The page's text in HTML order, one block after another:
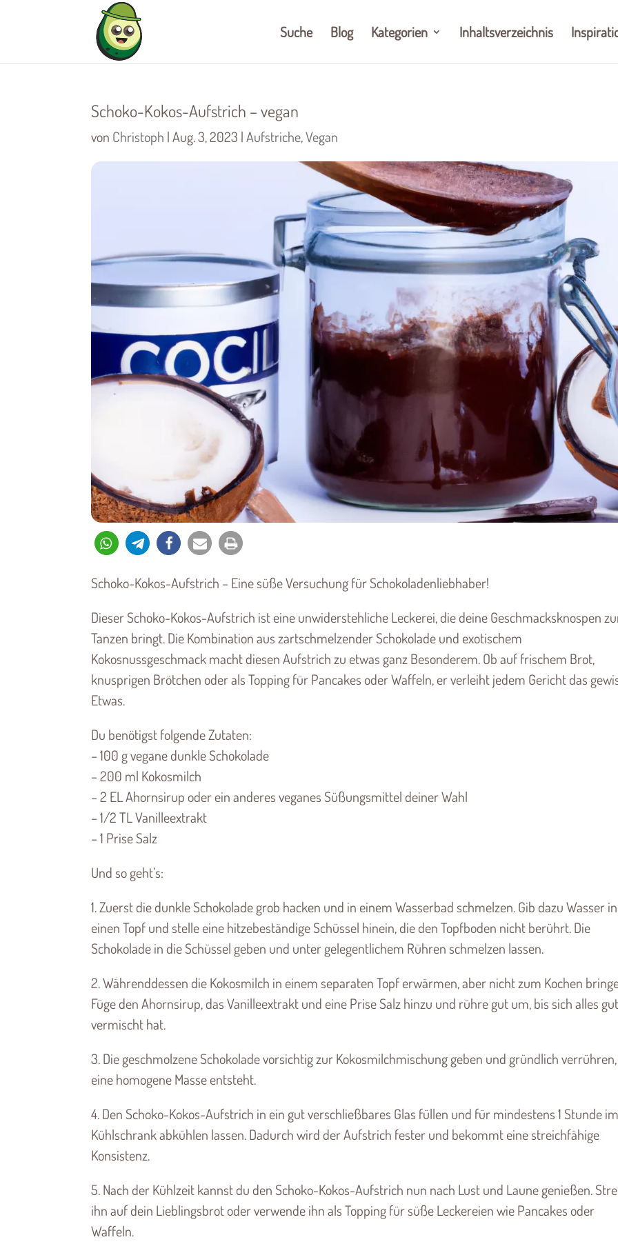
Suche Blog Kategorien Inhaltsverzeichnis
Schoko-Kokos-Aufstrich – vegan
von Christoph |Aug. 3, 2023 |Aufstriche,Vegan
Schoko-Kokos-Aufstrich – Eine süße Versuchung für Schokoladenliebhaber!
Dieser Schoko-Kokos-Aufstrich ist eine unwiderstehliche Leckerei, die deine Geschmacksknospen
Tanzen bringt. Die Kombination aus zartschmelzender Schokolade und exotischem
Kokosnussgeschmack macht diesen Aufstrich zu etwas ganz Besonderem. Ob auf frischem Brot,
knusprigen Brötchen oder als Topping für Pancakes oder Waffeln, er verleiht jedem Gericht das
Etwas.
Du benötigst folgende Zutaten:
– 100 g vegane dunkle Schokolade
– 200 ml Kokosmilch
– 2 EL Ahornsirup oder ein anderes veganes Süßungsmittel deiner Wahl
– 1/2 TL Vanilleextrakt
– 1 Prise Salz
Und so geht’s:
1. Zuerst die dunkle Schokolade grob hacken und in einem Wasserbad schmelzen. Gib dazu Wasser in
einen Topf und stelle eine hitzebeständige Schüssel hinein, die den Topfboden nicht berührt. Die
Schokolade in die Schüssel geben und unter gelegentlichem Rühren schmelzen lassen.
2. Währenddessen die Kokosmilch in einem separaten Topf erwärmen, aber nicht zum Kochen
Füge den Ahornsirup, das Vanilleextrakt und eine Prise Salz hinzu und rühre gut um, bis sich alles gut
vermischt hat.
3. Die geschmolzene Schokolade vorsichtig zur Kokosmilchmischung geben und gründlich
eine homogene Masse entsteht.
4. Den Schoko-Kokos-Aufstrich in ein gut verschließbares Glas füllen und für mindestens 1 Stunde im
Kühlschrank abkühlen lassen. Dadurch wird der Aufstrich fester und bekommt eine streichfähige
Konsistenz.
5. Nach der Kühlzeit kannst du den Schoko-Kokos-Aufstrich nun nach Lust und Laune genießen.
ihn auf dein Lieblingsbrot oder verwende ihn als Topping für süße Leckereien wie Pancakes oder
Waffeln.